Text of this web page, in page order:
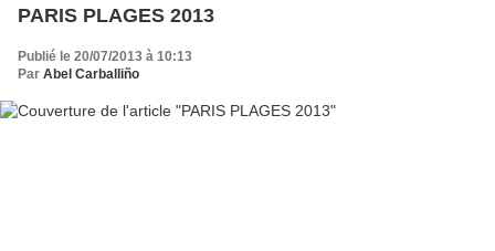
PARIS PLAGES 2013
Publié le 20/07/2013 à 10:13
Par Abel Carballiño